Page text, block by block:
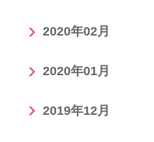
2020年02月
2020年01月
2019年12月